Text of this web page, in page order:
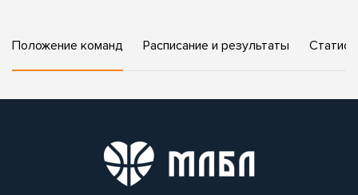
Положение команд Расписание и результаты